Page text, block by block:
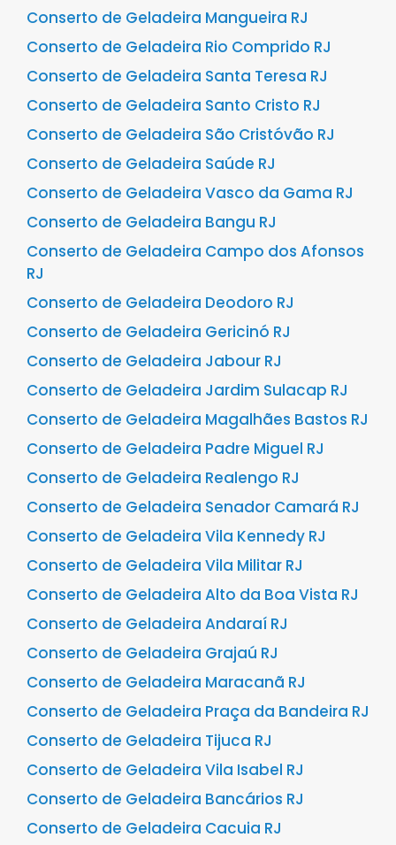
Conserto de Geladeira Mangueira RJ
Conserto de Geladeira Rio Comprido RJ
Conserto de Geladeira Santa Teresa RJ
Conserto de Geladeira Santo Cristo RJ
Conserto de Geladeira São Cristóvão RJ
Conserto de Geladeira Saúde RJ
Conserto de Geladeira Vasco da Gama RJ
Conserto de Geladeira Bangu RJ
Conserto de Geladeira Campo dos Afonsos
RJ
Conserto de Geladeira Deodoro RJ
Conserto de Geladeira Gericinó RJ
Conserto de Geladeira Jabour RJ
Conserto de Geladeira Jardim Sulacap RJ
Conserto de Geladeira Magalhães Bastos RJ
Conserto de Geladeira Padre Miguel RJ
Conserto de Geladeira Realengo RJ
Conserto de Geladeira Senador Camará RJ
Conserto de Geladeira Vila Kennedy RJ
Conserto de Geladeira Vila Militar RJ
Conserto de Geladeira Alto da Boa Vista RJ
Conserto de Geladeira Andaraí RJ
Conserto de Geladeira Grajaú RJ
Conserto de Geladeira Maracanã RJ
Conserto de Geladeira Praça da Bandeira RJ
Conserto de Geladeira Tijuca RJ
Conserto de Geladeira Vila Isabel RJ
Conserto de Geladeira Bancários RJ
Conserto de Geladeira Cacuia RJ